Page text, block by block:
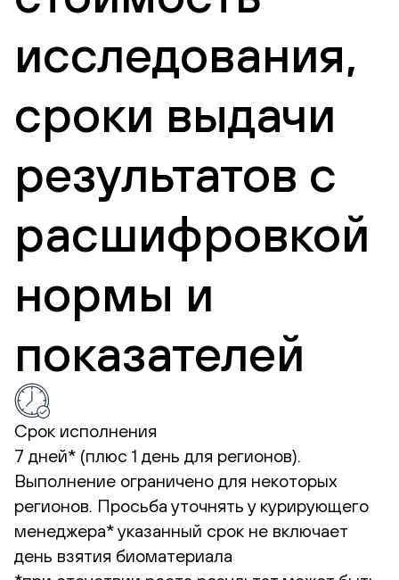
исследования,
сроки выдачи
результатов с
расшифровкой
нормы и
показателей
Срок исполнения
7 дней* (плюс 1 день для регионов).
Выполнение ограничено для некоторых
регионов. Просьба уточнять у курирующего
менеджера*указанный срок не включает
день взятия биоматериала